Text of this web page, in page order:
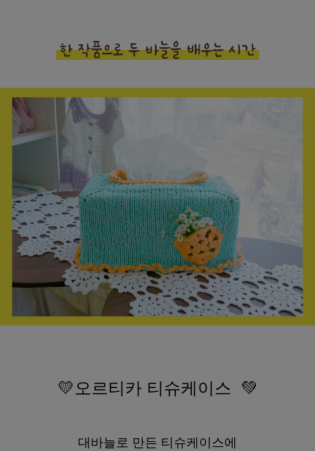
💛오르티카 티슈케이스 💚
대바늘로 만든 티슈케이스에